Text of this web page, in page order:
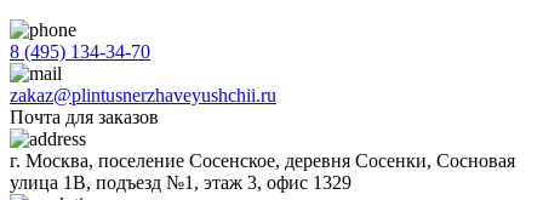
8 (495) 134-34-70
zakaz@plintusnerzhaveyushchii.ru
Почта для заказов
г. Москва, поселение Сосенское, деревня Сосенки, Сосновая
улица 1В, подъезд №1, этаж 3, офис 1329